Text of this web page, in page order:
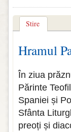
Stire
Hramul
În ziua
Părinte
Spaniei și
Sfânta
preoți și